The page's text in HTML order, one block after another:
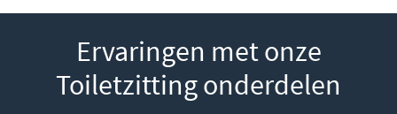
Ervaringen met onze
Toiletzitting onderdelen